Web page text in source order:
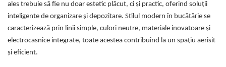
ales trebuie să fie nu doar estetic plăcut, ci și practic, oferind soluții
inteligente de organizare și depozitare. Stilul modern în bucătărie se
caracterizează prin linii simple, culori neutre, materiale inovatoare și
electrocasnice integrate, toate acestea contribuind la un spațiu aerisit
și eficient.